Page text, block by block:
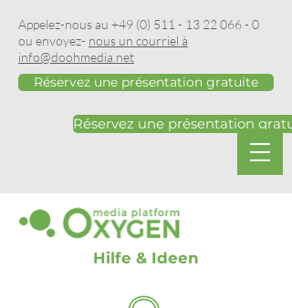
Appelez-nous au +49 (0) 511 - 13 22 066 - 0
ou envoyez- nous un courriel à
info@doohmedia.net
Réservez une présentation gratuite
Réservez une présentation
Hilfe & Ideen